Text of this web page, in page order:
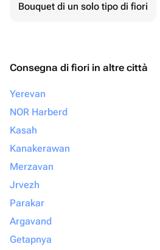
Bouquet di un solo tipo di fiori
Consegna di fiori in altre città
Yerevan
NOR Harberd
Kasah
Kanakerawan
Merzavan
Jrvezh
Parakar
Argavand
Getapnya